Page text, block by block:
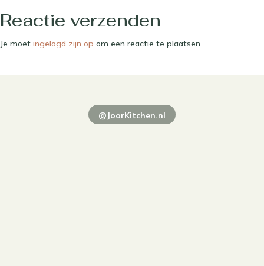
Reactie verzenden
Je moet ingelogd zijn op om een reactie te plaatsen.
@JoorKitchen.nl